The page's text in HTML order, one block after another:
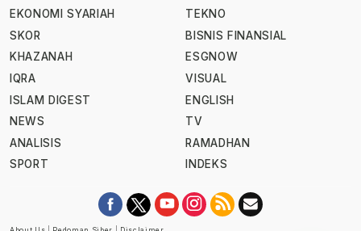
EKONOMI SYARIAH
SKOR
KHAZANAH
IQRA
ISLAM DIGEST
NEWS
ANALISIS
SPORT
TEKNO
BISNIS FINANSIAL
ESGNOW
VISUAL
ENGLISH
TV
RAMADHAN
INDEKS